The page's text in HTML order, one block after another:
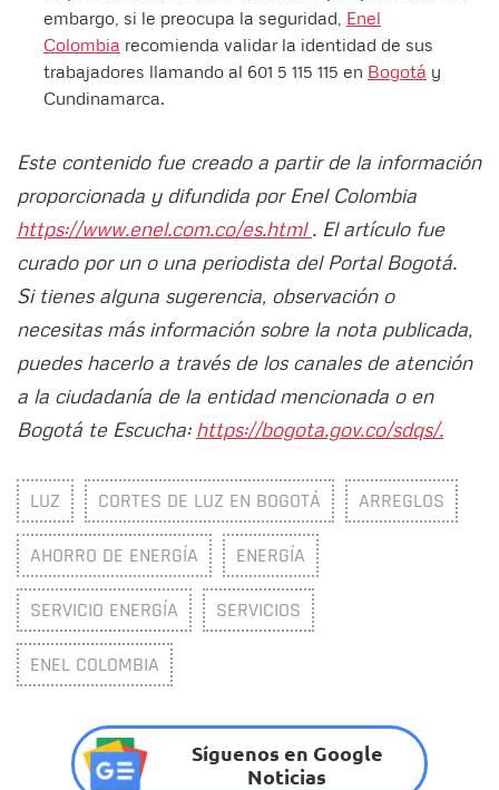
embargo, si le preocupa la seguridad, Enel
Colombia recomienda validar la identidad de sus
trabajadores llamando al 601 5 115 115 en Bogotá y
Cundinamarca.
Este contenido fue creado a partir de la información
proporcionada y difundida por Enel Colombia
https://www.enel.com.co/es.html. El artículo fue
curado por un o una periodista del Portal Bogotá.
Si tienes alguna sugerencia, observación o
necesitas más información sobre la nota publicada,
puedes hacerlo a través de los canales de atención
a la ciudadanía de la entidad mencionada o en
Bogotá te Escucha: https://bogota.gov.co/sdqs/.
LUZ CORTES DE LUZ EN BOGOTÁ ARREGLOS
AHORRO DE ENERGÍA ENERGÍA
SERVICIO ENERGÍA SERVICIOS
ENEL COLOMBIA
Síguenos en Google
Noticias